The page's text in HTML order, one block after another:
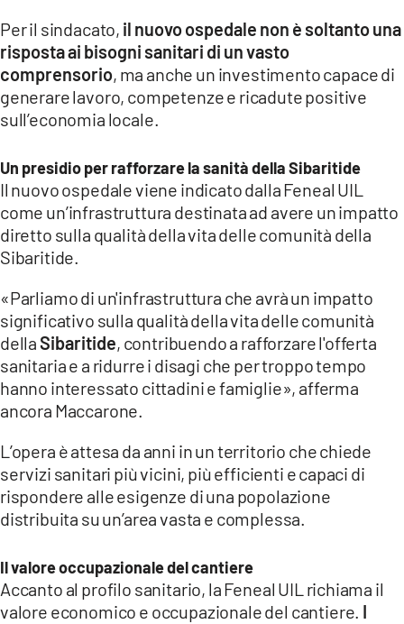
Per il sindacato, il nuovo ospedale non è soltanto una
risposta ai bisogni sanitari di un vasto
comprensorio, ma anche un investimento capace di
generare lavoro, competenze e ricadute positive
sull’economia locale.
Un presidio per rafforzare la sanità della Sibaritide
Il nuovo ospedale viene indicato dalla Feneal UIL
come un’infrastruttura destinata ad avere un impatto
diretto sulla qualità della vita delle comunità della
Sibaritide.
«Parliamo di un'infrastruttura che avrà un impatto
significativo sulla qualità della vita delle comunità
dellaSibaritide, contribuendo a rafforzare l'offerta
sanitaria e a ridurre i disagi che per troppo tempo
hanno interessato cittadini e famiglie», afferma
ancora Maccarone.
L’opera è attesa da anni in un territorio che chiede
servizi sanitari più vicini, più efficienti e capaci di
rispondere alle esigenze di una popolazione
distribuita su un’area vasta e complessa.
Il valore occupazionale del cantiere
Accanto al profilo sanitario, la Feneal UIL richiama il
valore economico e occupazionale del cantiere. I